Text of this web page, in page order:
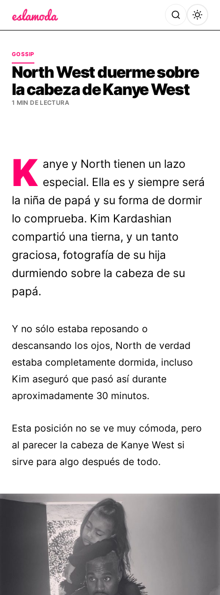
GOSSIP
North West duerme sobre
la cabeza de Kanye West
1 MIN DE LECTURA
K anye y North tienen un lazo
especial. Ella es y siempre será
la niña de papá y su forma de dormir
lo comprueba. Kim Kardashian
compartió una tierna, y un tanto
graciosa, fotografía de su hija
durmiendo sobre la cabeza de su
papá.
Y no sólo estaba reposando o
descansando los ojos, North de verdad
estaba completamente dormida, incluso
Kim aseguró que pasó así durante
aproximadamente 30 minutos.
Esta posición no se ve muy cómoda, pero
al parecer la cabeza de Kanye West si
sirve para algo después de todo.